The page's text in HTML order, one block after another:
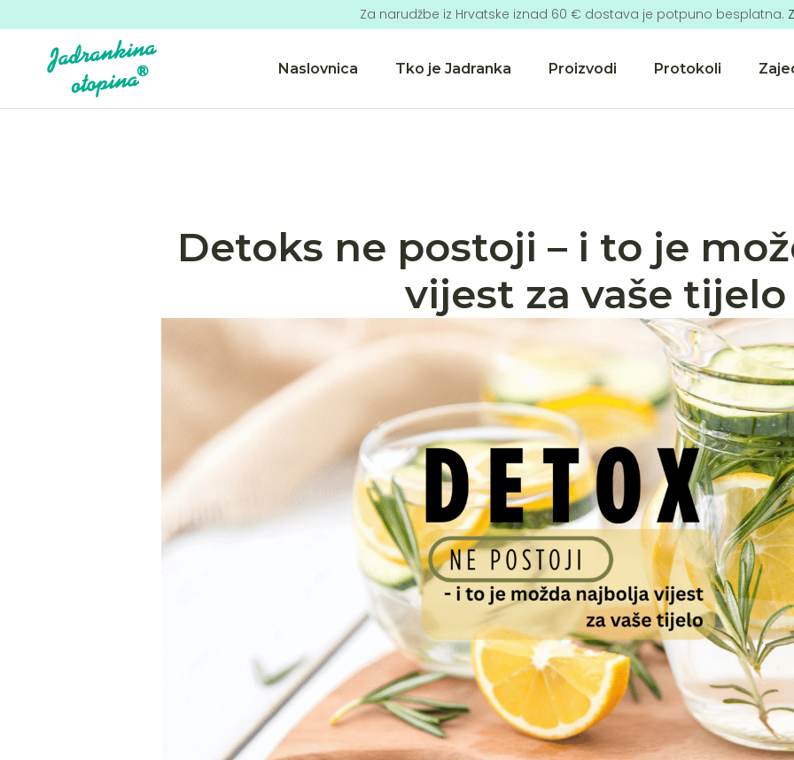
Za narudžbe iz Hrvatske iznad 60 € dostava je potpuno besplatna.
Naslovnica Tko je Jadranka Proizvodi Protokoli
Detoks ne postoji – i to je
vijest za vaše tijelo